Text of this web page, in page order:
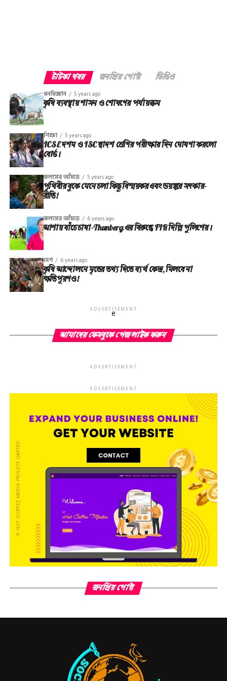
টাটকা খবর জনপ্রিয় পোস্ট ভিডিও
ধনবিজ্ঞান 5 years ago
কৃষি ব্যবস্থায় শাসন ও শোষণের পর্যায়ক্রম
শিক্ষা 5 years ago
ICSE দশম ও ISC দ্বাদশ শ্রেণির পরীক্ষার দিন ঘোষণা করলো
বোর্ড।
কলমের আঁচড়ে 5 years ago
পৃথিবীর বুকে মেনে চলা কিছু বিস্ময়কর এবং ভয়ঙ্কর সত্‍কার-
রীতি!
কলমের আঁচড়ে 6 years ago
আশায় বাঁচে চাষা-Thunberg এর বিরুদ্ধে FIR দিল্লি পুলিশের।
দেশ 6 years ago
কৃষি আন্দোলনে মৃতের তথ‌্য দিতে ব্যর্থ কেন্দ্র, মিলবে না
ক্ষতিপূরণও!
ADVERTISEMENT
e
আমাদের ফেসবুকে পেজ লাইক করুন
ADVERTISEMENT
ADVERTISEMENT
জনপ্রিয় পোস্ট